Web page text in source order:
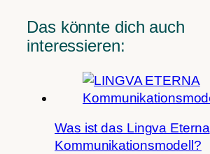
Das könnte dich auch
interessieren:
Was ist das Lingva Eterna
Kommunikationsmodell?